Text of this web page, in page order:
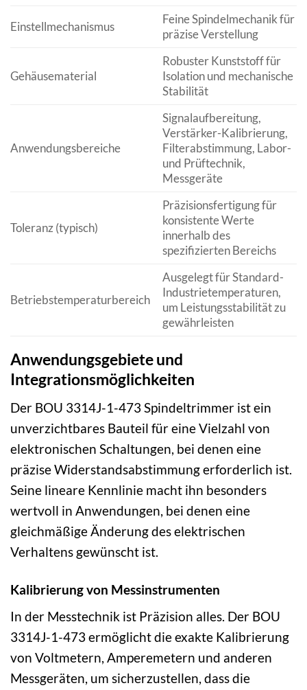
Einstellmechanismus
Feine Spindelmechanik für
präzise Verstellung
Gehäusematerial
Robuster Kunststoff für
Isolation und mechanische
Stabilität
Anwendungsbereiche
Signalaufbereitung,
Verstärker-Kalibrierung,
Filterabstimmung, Labor-
und Prüftechnik,
Messgeräte
Toleranz (typisch)
Präzisionsfertigung für
konsistente Werte
innerhalb des
spezifizierten Bereichs
Betriebstemperaturbereich
Ausgelegt für Standard-
Industrietemperaturen,
um Leistungsstabilität zu
gewährleisten
Anwendungsgebiete und
Integrationsmöglichkeiten
Der BOU 3314J-1-473 Spindeltrimmer ist ein
unverzichtbares Bauteil für eine Vielzahl von
elektronischen Schaltungen, bei denen eine
präzise Widerstandsabstimmung erforderlich ist.
Seine lineare Kennlinie macht ihn besonders
wertvoll in Anwendungen, bei denen eine
gleichmäßige Änderung des elektrischen
Verhaltens gewünscht ist.
Kalibrierung von Messinstrumenten
In der Messtechnik ist Präzision alles. Der BOU
3314J-1-473 ermöglicht die exakte Kalibrierung
von Voltmetern, Amperemetern und anderen
Messgeräten, um sicherzustellen, dass die